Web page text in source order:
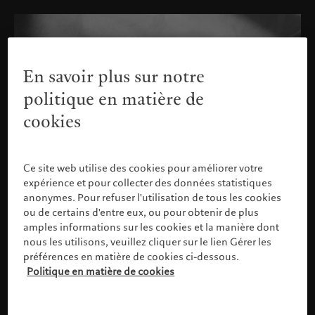
Veuillez confirmer votre profil
En savoir plus sur notre
politique en matière de
cookies
Ce site web utilise des cookies pour améliorer votre
expérience et pour collecter des données statistiques
anonymes. Pour refuser l'utilisation de tous les cookies
ou de certains d'entre eux, ou pour obtenir de plus
amples informations sur les cookies et la manière dont
nous les utilisons, veuillez cliquer sur le lien Gérer les
préférences en matière de cookies ci-dessous.
Politique en matière de cookies